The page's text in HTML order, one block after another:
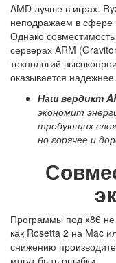
AMD лучше в играх.
неподражаем в сфере
Однако
серверах ARM
технологий
оказывается надежнее.
Наш вердикт
экономит
требующих
но горячее и
Программы под x86 не
как Rosetta 2 на Mac
снижению
могут быть ошибки.